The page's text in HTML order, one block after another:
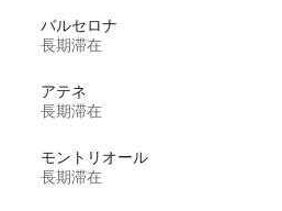
バルセロナ
長期滞在
アテネ
長期滞在
モントリオール
長期滞在